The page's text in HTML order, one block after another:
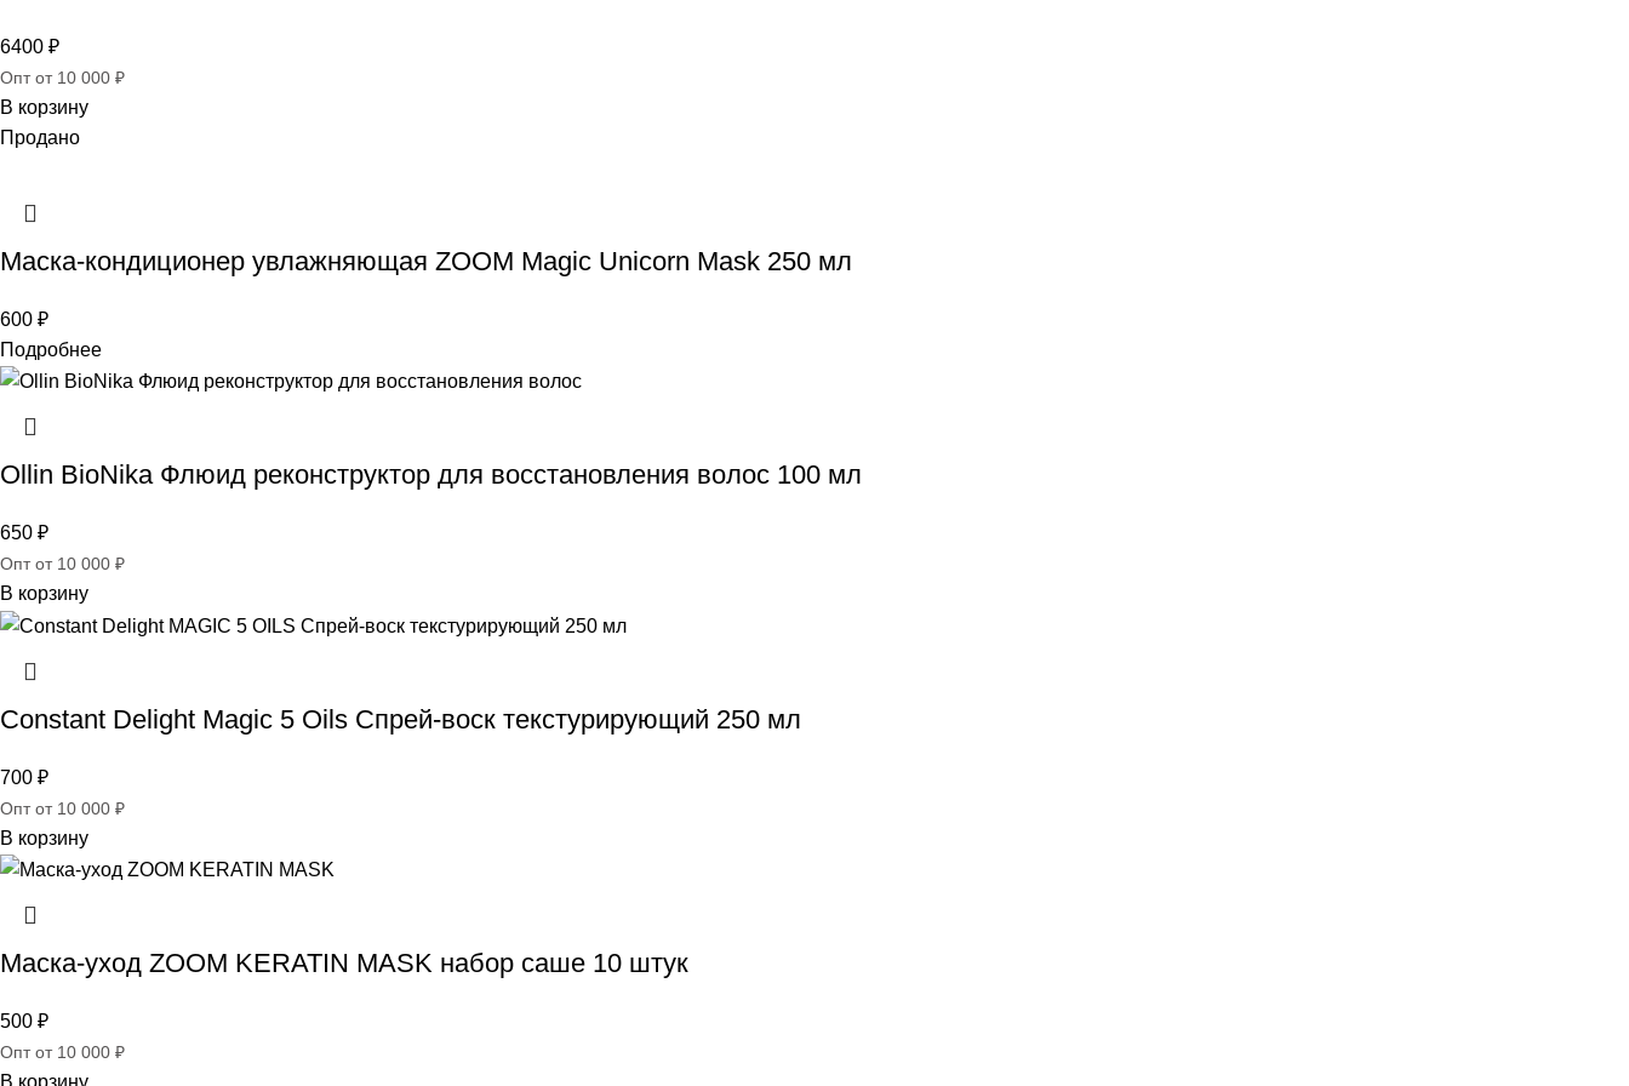
6400 ₽
Опт от 10 000 ₽
В корзину
Продано
Маска-кондиционер увлажняющая ZOOM Magic Unicorn Mask 250 мл
600 ₽
Подробнее
Ollin BioNika Флюид реконструктор для восстановления волос 100 мл
650 ₽
Опт от 10 000 ₽
В корзину
Constant Delight Magic 5 Oils Спрей-воск текстурирующий 250 мл
700 ₽
Опт от 10 000 ₽
В корзину
Маска-уход ZOOM KERATIN MASK набор саше 10 штук
500 ₽
Опт от 10 000 ₽
В корзину